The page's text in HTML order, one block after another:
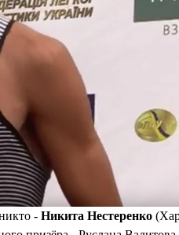
- Никита Нестеренко